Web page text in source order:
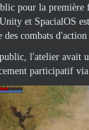
pour la
et SpacialOS
combats
l'atelier avait
participatif via